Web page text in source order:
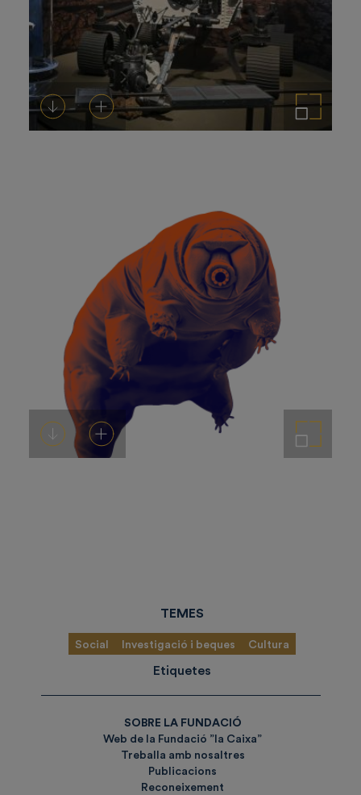
Descarregar-ho Afegeix a la cistella Amplia la imatge
Descarregar-ho Afegeix a la cistella Amplia la imatge
TEMES
Social Investigació i beques Cultura
Etiquetes
SOBRE LA FUNDACIÓ
Web de la Fundació ”la Caixa”
Treballa amb nosaltres
Publicacions
Reconeixement